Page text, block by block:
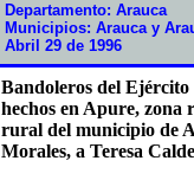
Departamento: Arauca
Municipios: Arauca y
Abril 29 de 1996
Bandoleros del
hechos en Apure,
rural del municipio de
Morales, a Teresa